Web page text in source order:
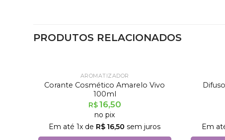
PRODUTOS RELACIONADOS
AROMATIZADOR
Corante Cosmético Amarelo Vivo
100ml
R$16,50
no pix
Em até1x de R$ 16,50 sem juros
Em